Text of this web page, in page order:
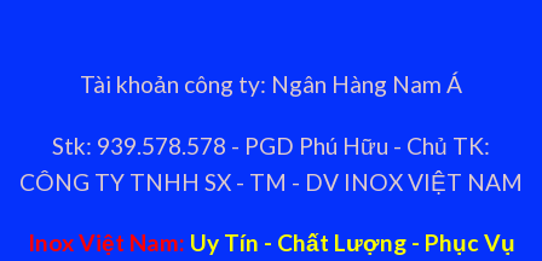
Tài khoản công ty: Ngân Hàng Nam Á
Stk: 939.578.578 - PGD Phú Hữu - Chủ TK:
CÔNG TY TNHH SX - TM - DV INOX VIỆT NAM
Inox Việt Nam: Uy Tín - Chất Lượng - Phục Vụ